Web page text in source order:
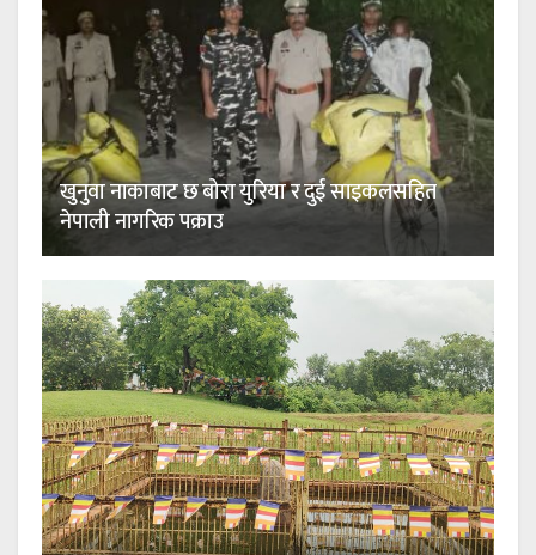
खुनुवा नाकाबाट छ बोरा युरिया र दुई साइकलसहित
नेपाली नागरिक पक्राउ